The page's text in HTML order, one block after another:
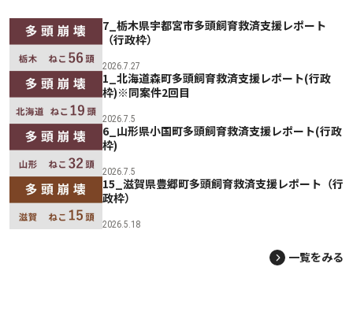
7_栃木県宇都宮市多頭飼育救済支援レポート
（行政枠）
2026.7.27
1_北海道森町多頭飼育救済支援レポート(行政
枠)※同案件2回目
2026.7.5
6_山形県小国町多頭飼育救済支援レポート(行政
枠)
2026.7.5
15_滋賀県豊郷町多頭飼育救済支援レポート（行
政枠）
2026.5.18
一覧をみる